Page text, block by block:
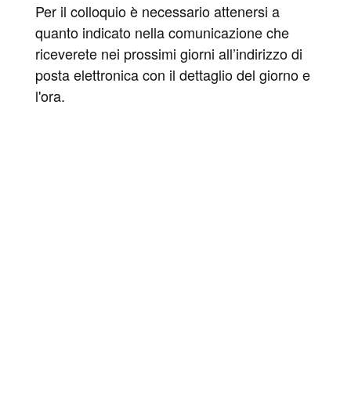
Per il colloquio è necessario attenersi a
quanto indicato nella comunicazione che
riceverete nei prossimi giorni all’indirizzo di
posta elettronica con il dettaglio del giorno e
l'ora.